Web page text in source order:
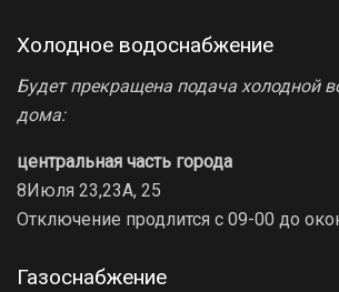
Холодное водоснабжение
Будет прекращена подача холодной
дома:
центральная часть города
8Июля 23,23А, 25
Отключение продлится с 09-00 до
Газоснабжение